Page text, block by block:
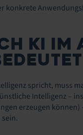
konkrete
KI IM
spricht, muss
Intelligenz –
erzeugen
sein.